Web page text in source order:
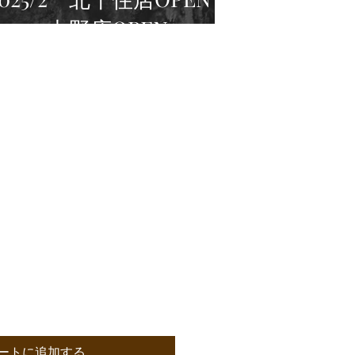
3 中野店OPEN
トに追加する